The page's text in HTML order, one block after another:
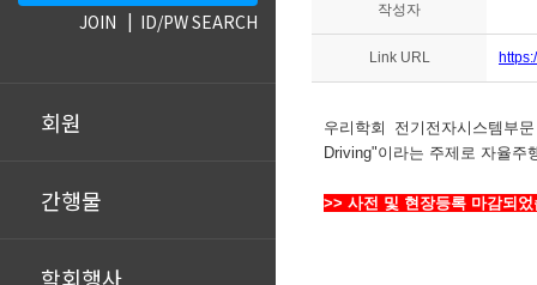
회원
간행물
학회행사
JOIN ID/PW SEARCH 작성자
Link URL
우리학회 전기전자시스템부
Driving"이라는 주제로 자율
>> 사전 및 현장등록 마감되